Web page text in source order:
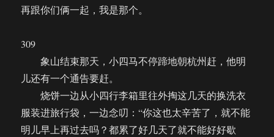
再跟你们俩一起，我是那个。
309
象山结束那天，小四马不停蹄地朝杭州赶，他明
儿还有一个通告要赶。
烧饼一边从小四行李箱里往外掏这几天的换洗衣
服装进旅行袋，一边念叨：“你这也太辛苦了，就不能
明儿早上再过去吗？都累了好几天了就不能好好歇